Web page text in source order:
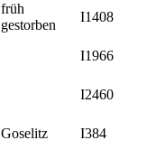
früh
gestorben
I1408
I1966
I2460
Goselitz
I384